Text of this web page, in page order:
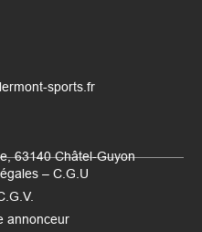
sports.fr
63140 Châtel-Guyon
– C.G.U
annonceur